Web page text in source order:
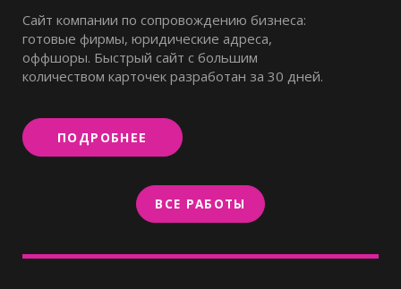
Сайт компании по сопровождению бизнеса:
готовые фирмы, юридические адреса,
оффшоры. Быстрый сайт с большим
количеством карточек разработан за 30 дней.
ПОДРОБНЕЕ
ВСЕ РАБОТЫ